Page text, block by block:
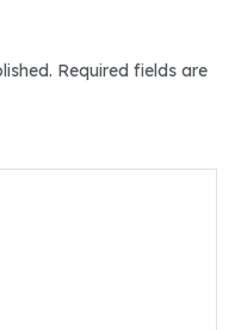
Required fields are